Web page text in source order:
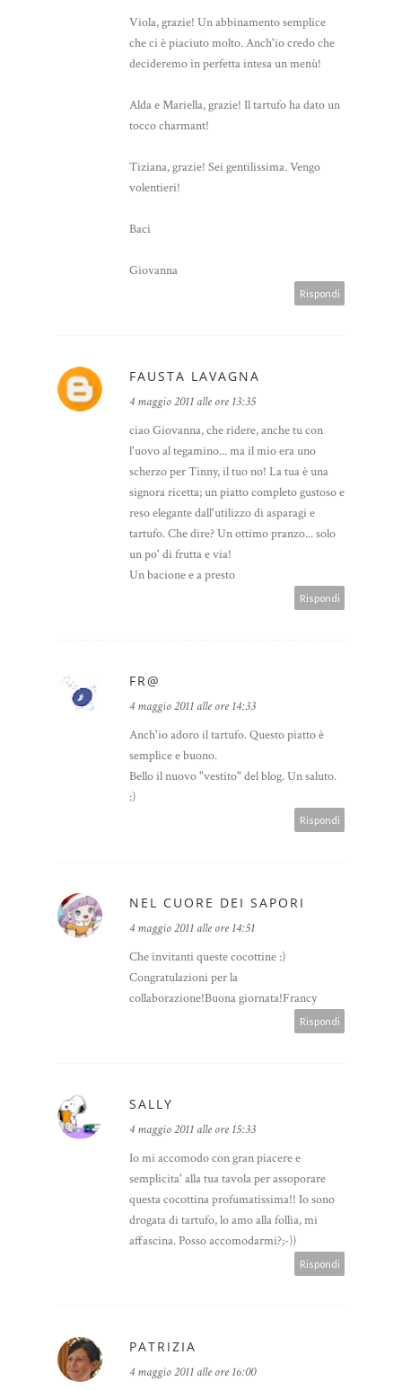
Viola, grazie! Un abbinamento semplice
che ci è piaciuto molto. Anch'io credo che
decideremo in perfetta intesa un menù!
Alda e Mariella, grazie! Il tartufo ha dato un
tocco charmant!
Tiziana, grazie! Sei gentilissima. Vengo
volentieri!
Baci
Giovanna
Rispondi
FAUSTA LAVAGNA
4 maggio 2011 alle ore 13:35
ciao Giovanna, che ridere, anche tu con
l'uovo al tegamino... ma il mio era uno
scherzo per Tinny, il tuo no! La tua è una
signora ricetta; un piatto completo gustoso e
reso elegante dall'utilizzo di asparagi e
tartufo. Che dire? Un ottimo pranzo... solo
un po' di frutta e via!
Un bacione e a presto
Rispondi
FR@
4 maggio 2011 alle ore 14:33
Anch'io adoro il tartufo. Questo piatto è
semplice e buono.
Bello il nuovo "vestito" del blog. Un saluto.
:)
Rispondi
NEL CUORE DEI SAPORI
4 maggio 2011 alle ore 14:51
Che invitanti queste cocottine :)
Congratulazioni per la
collaborazione!Buona giornata!Francy
Rispondi
SALLY
4 maggio 2011 alle ore 15:33
Io mi accomodo con gran piacere e
semplicita' alla tua tavola per assoporare
questa cocottina profumatissima!! Io sono
drogata di tartufo, lo amo alla follia, mi
affascina. Posso accomodarmi?;-))
Rispondi
PATRIZIA
4 maggio 2011 alle ore 16:00